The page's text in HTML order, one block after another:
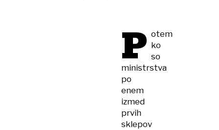
P otem
ko
so
ministrstva
po
enem
izmed
prvih
sklepov